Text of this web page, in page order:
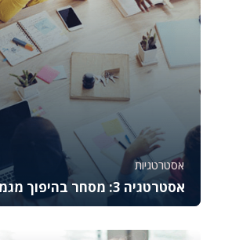
אסטרטגיות
אסטרטגיה 3: מסחר בהיפוך מגמה
מסביר כיצד לתמחר אותן, לנהל סיכונים